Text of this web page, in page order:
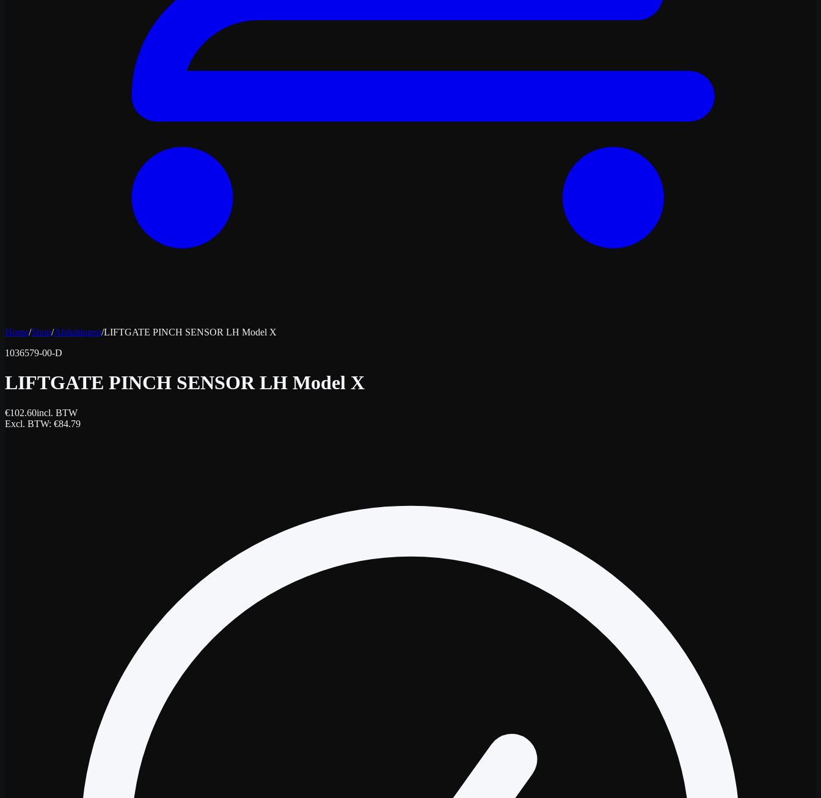
Home/Shop/Afsluitingen/LIFTGATE PINCH SENSOR LH Model X
1036579-00-D
LIFTGATE PINCH SENSOR LH Model X
€102.60incl. BTW
Excl. BTW: €84.79